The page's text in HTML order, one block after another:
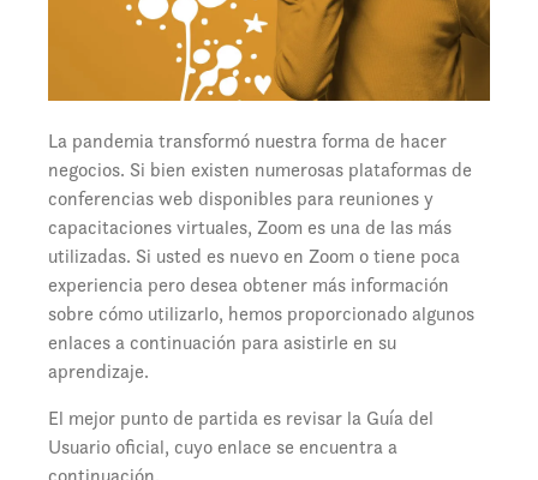
La pandemia transformó nuestra forma de hacer
negocios. Si bien existen numerosas plataformas de
conferencias web disponibles para reuniones y
capacitaciones virtuales, Zoom es una de las más
utilizadas. Si usted es nuevo en Zoom o tiene poca
experiencia pero desea obtener más información
sobre cómo utilizarlo, hemos proporcionado algunos
enlaces a continuación para asistirle en su
aprendizaje.
El mejor punto de partida es revisar la Guía del
Usuario oficial, cuyo enlace se encuentra a